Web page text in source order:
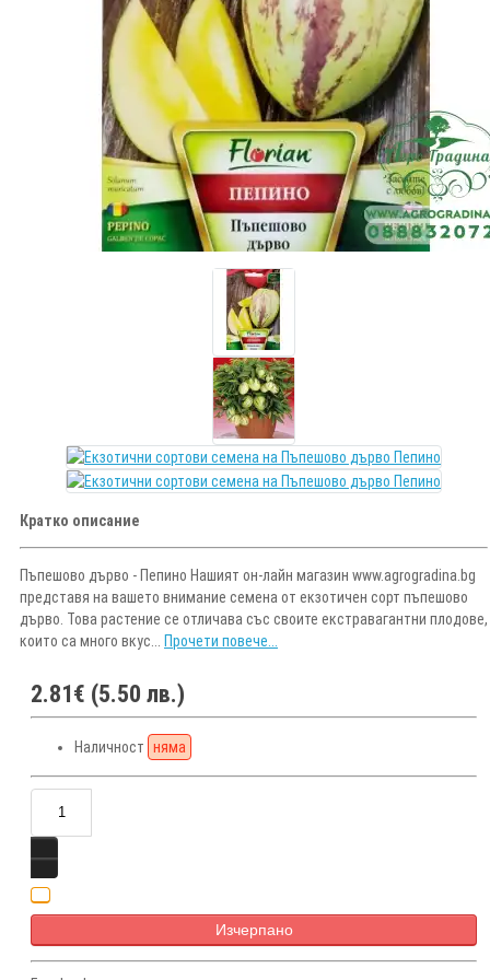
Кратко описание
Пъпешово дърво - Пепино Нашият он-лайн магазин www.agrogradina.bg
представя на вашето внимание семена от екзотичен сорт пъпешово
дърво. Това растение се отличава със своите екстравагантни плодове,
които са много вкус... Прочети повече...
2.81€ (5.50 лв.)
Наличност няма
Изчерпано